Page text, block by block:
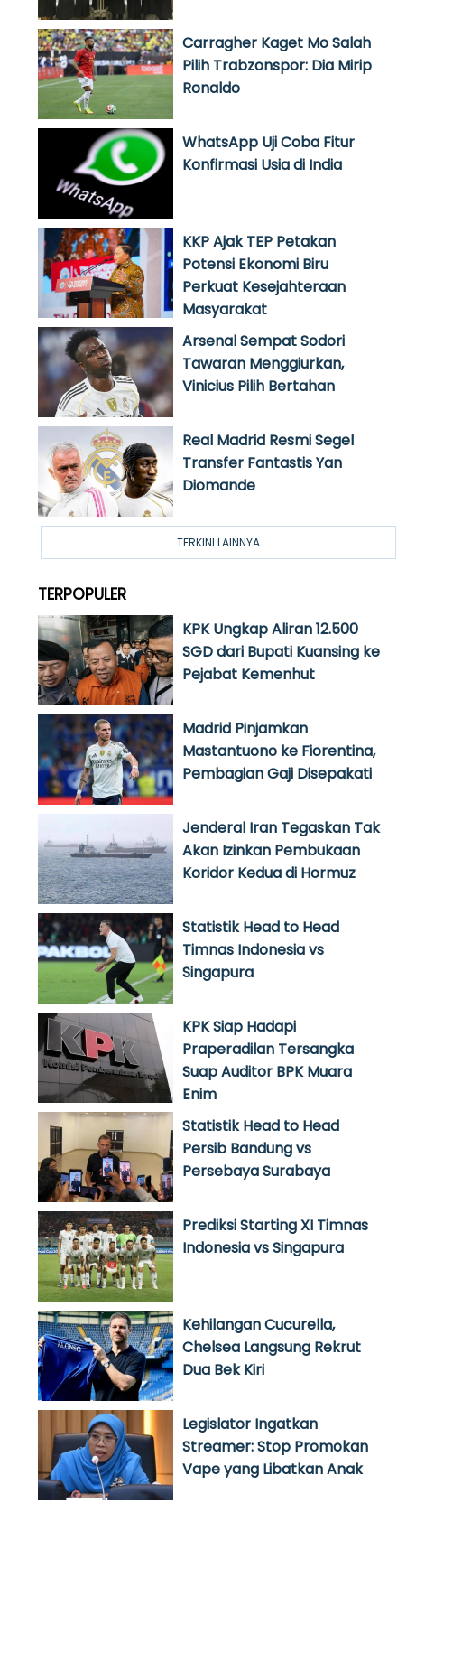
Carragher Kaget Mo Salah
Pilih Trabzonspor: Dia Mirip
Ronaldo
WhatsApp Uji Coba Fitur
Konfirmasi Usia di India
KKP Ajak TEP Petakan
Potensi Ekonomi Biru
Perkuat Kesejahteraan
Masyarakat
Arsenal Sempat Sodori
Tawaran Menggiurkan,
Vinicius Pilih Bertahan
Real Madrid Resmi Segel
Transfer Fantastis Yan
Diomande
TERKINI LAINNYA
TERPOPULER
KPK Ungkap Aliran 12.500
SGD dari Bupati Kuansing ke
Pejabat Kemenhut
Madrid Pinjamkan
Mastantuono ke Fiorentina,
Pembagian Gaji Disepakati
Jenderal Iran Tegaskan Tak
Akan Izinkan Pembukaan
Koridor Kedua di Hormuz
Statistik Head to Head
Timnas Indonesia vs
Singapura
KPK Siap Hadapi
Praperadilan Tersangka
Suap Auditor BPK Muara
Enim
Statistik Head to Head
Persib Bandung vs
Persebaya Surabaya
Prediksi Starting XI Timnas
Indonesia vs Singapura
Kehilangan Cucurella,
Chelsea Langsung Rekrut
Dua Bek Kiri
Legislator Ingatkan
Streamer: Stop Promokan
Vape yang Libatkan Anak